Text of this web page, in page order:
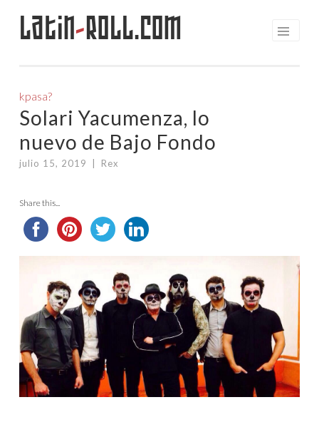
Saltar
Latin-Roll.com
kpasa?
Solari Yacumenza, lo
nuevo de Bajo Fondo
julio 15, 2019 Rex
Share this...